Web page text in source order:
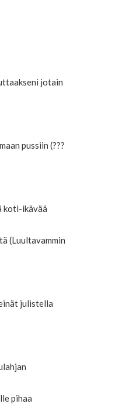
jotain
pussiin (???
koti-ikävää
(Luultavammin
julistella
pihaa